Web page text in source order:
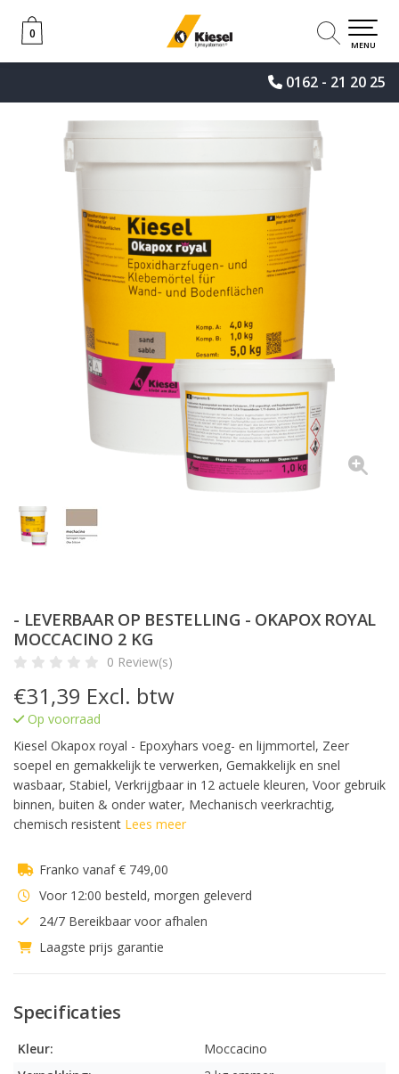
0162 - 21 20 25
0
0
MENU
- LEVERBAAR OP BESTELLING - OKAPOX ROYAL
MOCCACINO 2 KG
0 Review(s)
€31,39 Excl. btw
Op voorraad
Kiesel Okapox royal - Epoxyhars voeg- en lijmmortel, Zeer
soepel en gemakkelijk te verwerken, Gemakkelijk en snel
wasbaar, Stabiel, Verkrijgbaar in 12 actuele kleuren, Voor gebruik
binnen, buiten & onder water, Mechanisch veerkrachtig,
chemisch resistent Lees meer
Franko vanaf € 749,00
Voor 12:00 besteld, morgen geleverd
24/7 Bereikbaar voor afhalen
Laagste prijs garantie
Specificaties
Kleur:
Moccacino